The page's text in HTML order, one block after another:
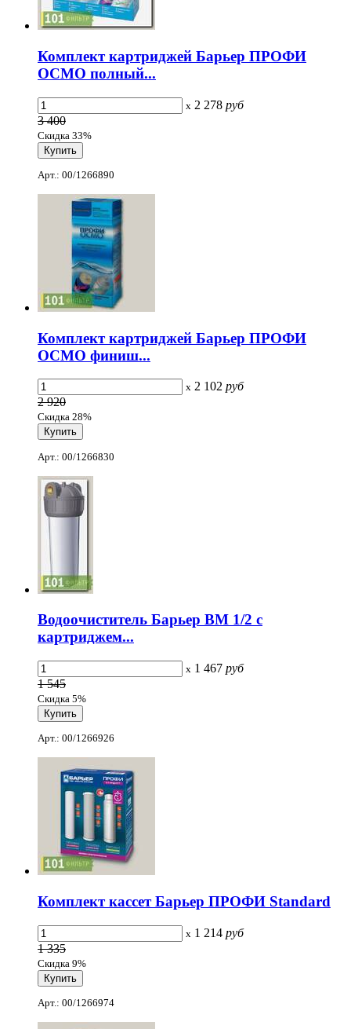
Комплект картриджей Барьер ПРОФИ
ОСМО полный...
x 2 278 руб
3 400
Скидка 33%
Арт.: 00/1266890
Комплект картриджей Барьер ПРОФИ
ОСМО финиш...
x 2 102 руб
2 920
Скидка 28%
Арт.: 00/1266830
Водоочиститель Барьер ВМ 1/2 с
картриджем...
x 1 467 руб
1 545
Скидка 5%
Арт.: 00/1266926
Комплект кассет Барьер ПРОФИ Standard
x 1 214 руб
1 335
Скидка 9%
Арт.: 00/1266974